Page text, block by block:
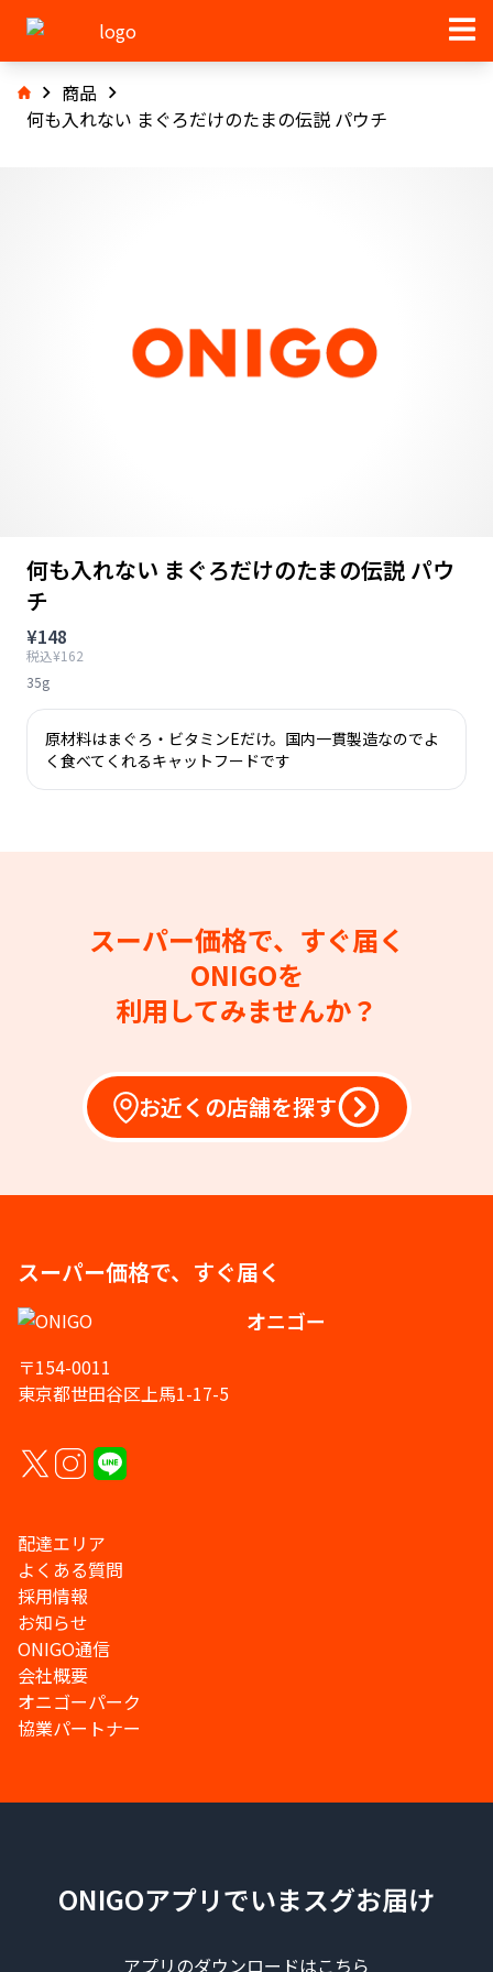
商品
何も入れない まぐろだけのたまの伝説 パウチ
何も入れない まぐろだけのたまの伝説 パウ
チ
¥148
税込¥162
35g
原材料はまぐろ・ビタミンEだけ。国内一貫製造なのでよ
く食べてくれるキャットフードです
スーパー価格で、すぐ届く
ONIGOを
利用してみませんか？
お近くの店舗を探す
スーパー価格で、すぐ届く
オニゴー
〒154-0011
東京都世田谷区上馬1-17-5
配達エリア
よくある質問
採用情報
お知らせ
ONIGO通信
会社概要
オニゴーパーク
協業パートナー
ONIGOアプリでいまスグお届け
アプリのダウンロードはこちら